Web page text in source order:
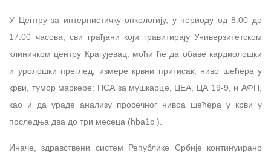
У Центру за интернистичку онкологију, у периоду од 8.00 до
17.00 часова, сви грађани који гравитирају Универзитетском
клиничком центру Крагујевац, моћи ће да обаве кардиолошки
и уролошки преглед, измере крвни притисак, ниво шећера у
крви, тумор маркере: ПСА за мушкарце, ЦЕА, ЦА 19-9, и АФП,
као и да ураде анализу просечног нивоа шећера у крви у
последња два до три месеца (hba1c ).
Иначе, здравствени систем Републике Србије континуирано